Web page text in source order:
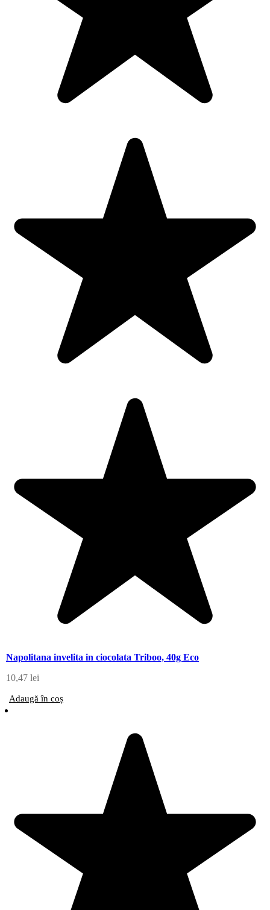
Napolitana invelita in ciocolata Triboo, 40g Eco
10,47 lei
Adaugă în coș